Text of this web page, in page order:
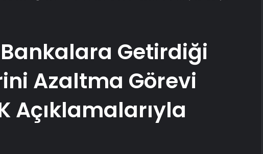
Getirdiği
Azaltma Görevi
Açıklamalarıyla